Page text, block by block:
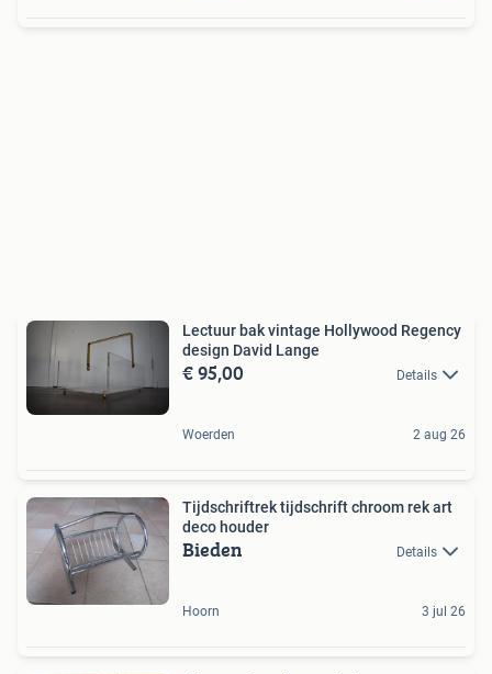
Lectuur bak vintage Hollywood Regency
design David Lange
€ 95,00 Details
Woerden 2 aug 26
Tijdschriftrek tijdschrift chroom rek art
deco houder
Bieden Details
Hoorn 3 jul 26